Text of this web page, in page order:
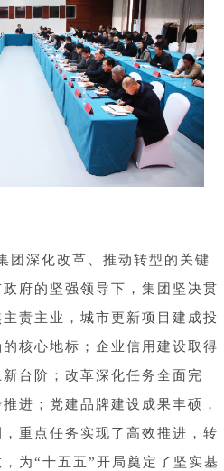
团深化改革、推动转型的关键
府的坚强领导下，集团坚决贯
责主业，城市更新项目建成投
核心地标；企业信用建设取得
台阶；改革深化任务全面完
进；党建品牌建设成果丰硕，
重点任务实现了高效推进，转
为“十五五”开局奠定了坚实基